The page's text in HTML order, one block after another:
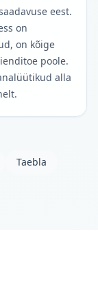
eest.
on
on kõige
poole.
alla
Taebla